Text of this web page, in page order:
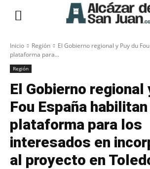
Inicio Región
El Gobierno regional y Puy du
plataforma para...
Región
El Gobierno regional
Fou España
plataforma para los
interesados en
al proyecto en